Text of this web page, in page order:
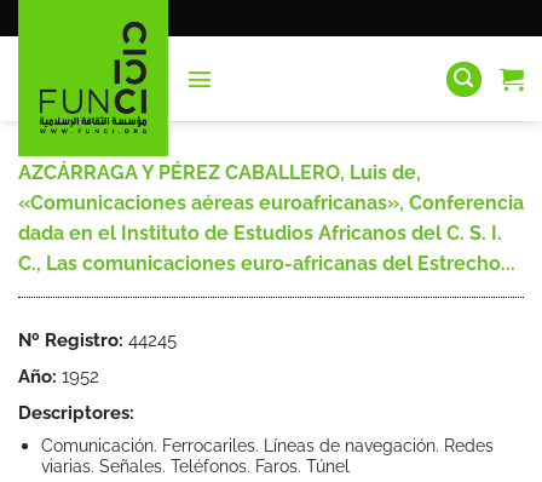
al
AZCÁRRAGA Y PÉREZ CABALLERO, Luis de,
«Comunicaciones aéreas euroafricanas», Conferencia
dada en el Instituto de Estudios Africanos del C. S. I.
C., Las comunicaciones euro-africanas del Estrecho...
Nº Registro: 44245
Año: 1952
Descriptores:
Comunicación. Ferrocariles. Líneas de navegación. Redes
viarias. Señales. Teléfonos. Faros. Túnel